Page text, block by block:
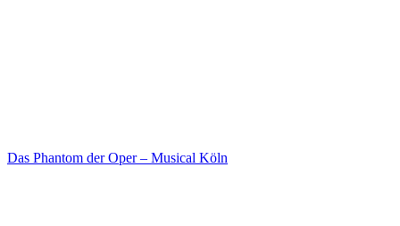
Das Phantom der Oper – Musical Köln